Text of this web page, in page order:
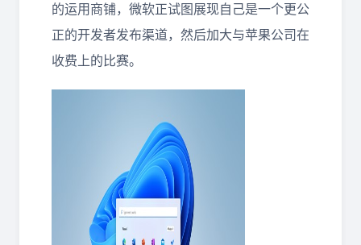
的运用商铺，微软正试图展现自己是一个更公
正的开发者发布渠道，然后加大与苹果公司在
收费上的比赛。